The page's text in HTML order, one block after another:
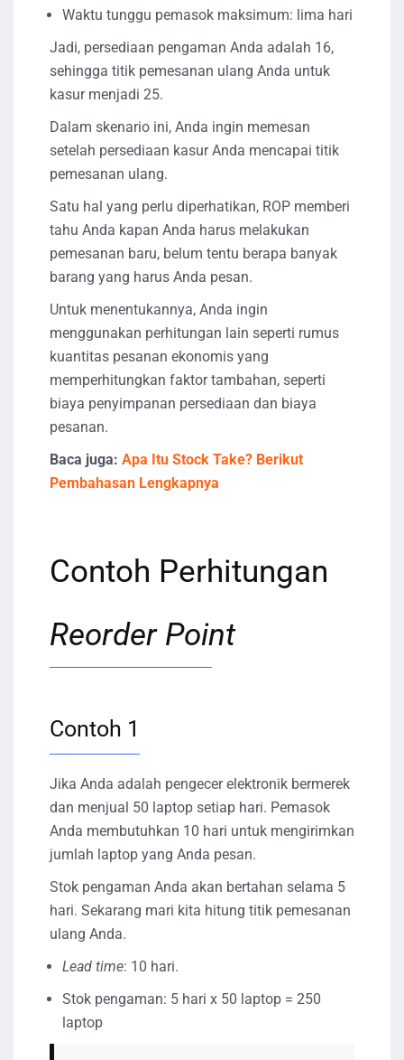
Waktu tunggu pemasok maksimum: lima hari
Jadi, persediaan pengaman Anda adalah 16,
sehingga titik pemesanan ulang Anda untuk
kasur menjadi 25.
Dalam skenario ini, Anda ingin memesan
setelah persediaan kasur Anda mencapai titik
pemesanan ulang.
Satu hal yang perlu diperhatikan, ROP memberi
tahu Anda kapan Anda harus melakukan
pemesanan baru, belum tentu berapa banyak
barang yang harus Anda pesan.
Untuk menentukannya, Anda ingin
menggunakan perhitungan lain seperti rumus
kuantitas pesanan ekonomis yang
memperhitungkan faktor tambahan, seperti
biaya penyimpanan persediaan dan biaya
pesanan.
Baca juga: Apa Itu Stock Take? Berikut
Pembahasan Lengkapnya
Contoh Perhitungan
Reorder Point
Contoh 1
Jika Anda adalah pengecer elektronik bermerek
dan menjual 50 laptop setiap hari. Pemasok
Anda membutuhkan 10 hari untuk mengirimkan
jumlah laptop yang Anda pesan.
Stok pengaman Anda akan bertahan selama 5
hari. Sekarang mari kita hitung titik pemesanan
ulang Anda.
Lead time: 10 hari.
Stok pengaman: 5 hari x 50 laptop = 250
laptop